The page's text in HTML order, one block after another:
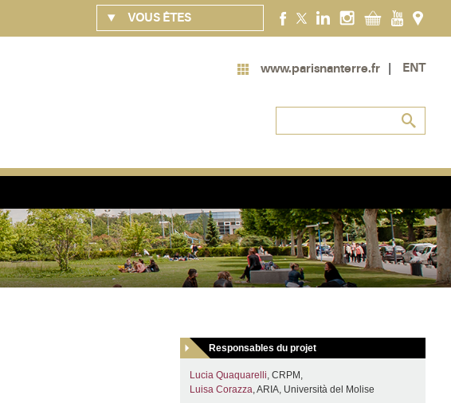
VOUS ÊTES
www.parisnanterre.fr ENT
Responsables du projet
Lucia Quaquarelli , CRPM,
Luisa Corazza , ARIA, Università del Molise